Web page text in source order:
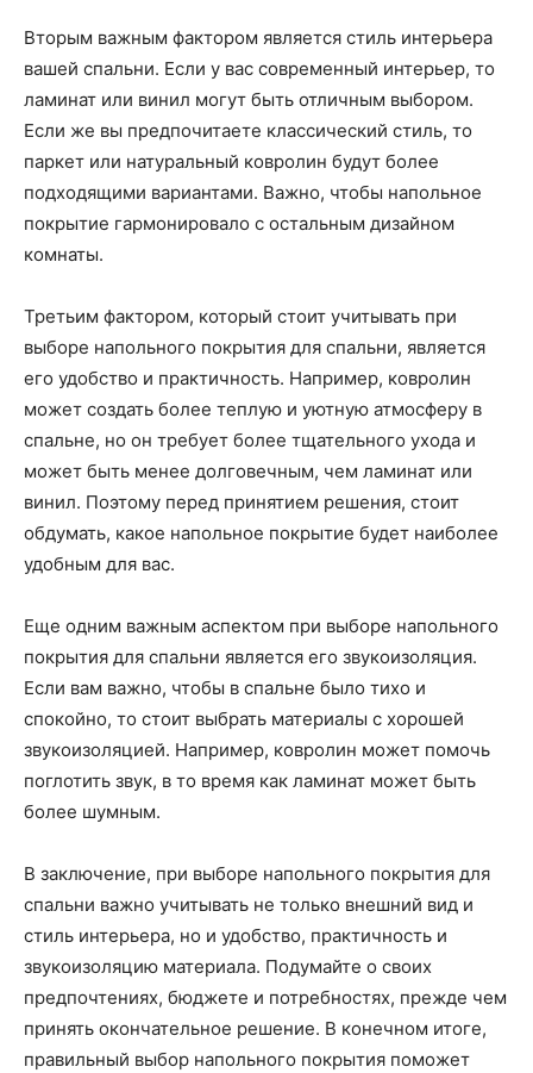
Вторым важным фактором является стиль интерьера
вашей спальни. Если у вас современный интерьер, то
ламинат или винил могут быть отличным выбором.
Если же вы предпочитаете классический стиль, то
паркет или натуральный ковролин будут более
подходящими вариантами. Важно, чтобы напольное
покрытие гармонировало с остальным дизайном
комнаты.
Третьим фактором, который стоит учитывать при
выборе напольного покрытия для спальни, является
его удобство и практичность. Например, ковролин
может создать более теплую и уютную атмосферу в
спальне, но он требует более тщательного ухода и
может быть менее долговечным, чем ламинат или
винил. Поэтому перед принятием решения, стоит
обдумать, какое напольное покрытие будет наиболее
удобным для вас.
Еще одним важным аспектом при выборе напольного
покрытия для спальни является его звукоизоляция.
Если вам важно, чтобы в спальне было тихо и
спокойно, то стоит выбрать материалы с хорошей
звукоизоляцией. Например, ковролин может помочь
поглотить звук, в то время как ламинат может быть
более шумным.
В заключение, при выборе напольного покрытия для
спальни важно учитывать не только внешний вид и
стиль интерьера, но и удобство, практичность и
звукоизоляцию материала. Подумайте о своих
предпочтениях, бюджете и потребностях, прежде чем
принять окончательное решение. В конечном итоге,
правильный выбор напольного покрытия поможет